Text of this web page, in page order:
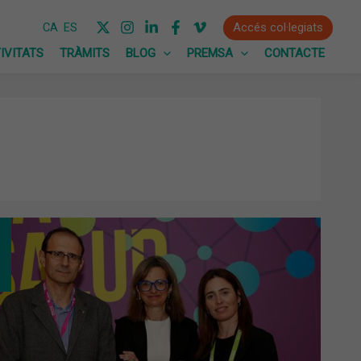
CA ES
Accés col·legiats
TRÀMITS BLOG PREMSA CONTACTE